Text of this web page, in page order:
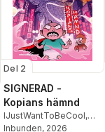
Del 2
SIGNERAD -
Kopians hämnd
IJustWantToBeCool,
Joel Adolphson
Inbunden, 2026